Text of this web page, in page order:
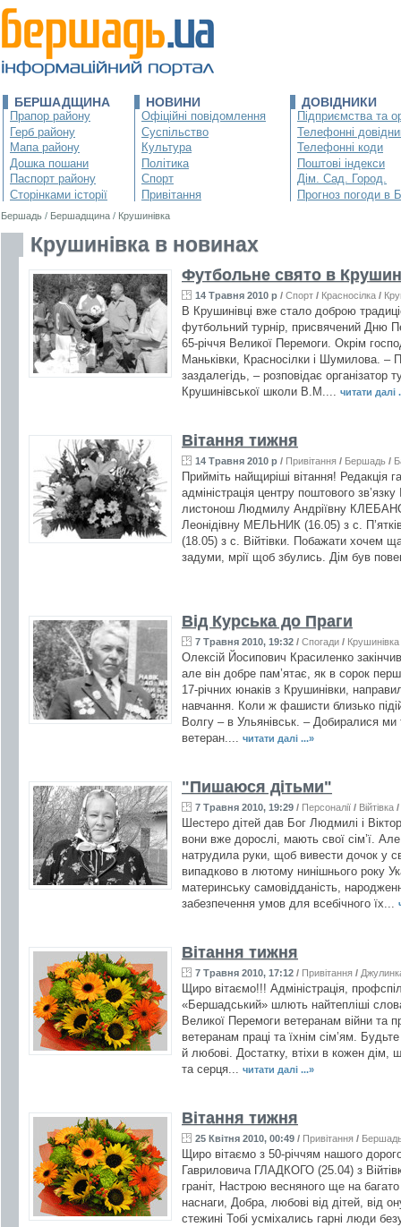
БЕРШАДЩИНА
Прапор району
Герб району
Мапа району
Дошка пошани
Паспорт району
Сторінками історії
НОВИНИ
Офіційні повідомлення
Суспільство
Культура
Політика
Спорт
Привітання
ДОВІДНИКИ
Підприємства та
Телефонні
Телефонні коди
Поштові індекси
Дім. Сад. Город.
Прогноз погоди в
Бершадь / Бершадщина / Крушинівка
Крушинівка в новинах
Футбольне свято в
14 Травня 2010 р / Спорт / Красносілка /
В Крушинівці вже стало доброю
футбольний турнір, присвячений Дню
65-річчя Великої Перемоги. Окрім
Маньківки, Красносілки і Шумилова. –
заздалегідь, – розповідає організатор
Крушинівської школи В.М.... читати далі
Вітання тижня
14 Травня 2010 р / Привітання / Бершадь /
Прийміть найщиріші вітання! Редакція
адміністрація центру поштового
листонош Людмилу Андріївну
Леонідівну МЕЛЬНИК (16.05) з с.
(18.05) з с. Війтівки. Побажати хочем
задуми, мрії щоб збулись. Дім був
Від Курська до Праги
7 Травня 2010, 19:32 / Спогади / Крушинівка
Олексій Йосипович Красиленко
але він добре пам’ятає, як в сорок
17-річних юнаків з Крушинівки,
навчання. Коли ж фашисти близько
Волгу – в Ульянівськ. – Добиралися
ветеран.... читати далі ...»
"Пишаюся дітьми"
7 Травня 2010, 19:29 / Персоналії / Війтівка /
Шестеро дітей дав Бог Людмилі і
вони вже дорослі, мають свої сім’ї.
натрудила руки, щоб вивести дочок у
випадково в лютому нинішнього року
материнську самовідданість,
забезпечення умов для всебічного їх...
Вітання тижня
7 Травня 2010, 17:12 / Привітання /
Щиро вітаємо!!! Адміністрація,
«Бершадський» шлють найтепліші
Великої Перемоги ветеранам війни та
ветеранам праці та їхнім сім’ям.
й любові. Достатку, втіхи в кожен дім,
та серця... читати далі ...»
Вітання тижня
25 Квітня 2010, 00:49 / Привітання /
Щиро вітаємо з 50-річчям нашого
Гавриловича ГЛАДКОГО (25.04) з
граніт, Настрою весняного ще на
наснаги, Добра, любові від дітей, від
стежині Тобі усміхались гарні люди